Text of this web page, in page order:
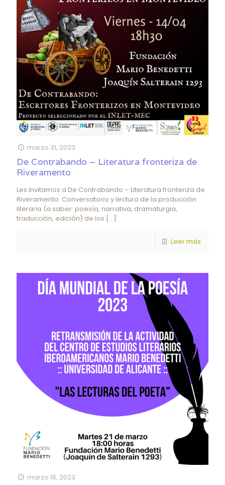
marzo 31, 2023
De Contrabando – Literatura fronteriza de
Riveramento
Les invitamos a De Contrabando – Literatura fronteriza de
Riveramento. Conversatorio y lectura de la producción
literaria (a saber: poesía, narrativa, dramaturgia,
traducción, edición) de los […]
Leer más
marzo 16, 2023